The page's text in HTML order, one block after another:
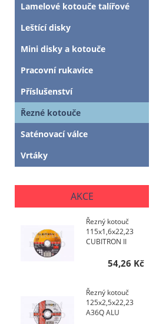
Lamelové kotouče talířové
Leštící disky
Mini disky a kotouče
Pracovní rukavice
Příslušenství
Řezné kotouče
Saténovací válce
Vrtáky
AKCE
Řezný kotouč
115x1,6x22,23
CUBITRON II
54,26 Kč
Řezný kotouč
125x2,5x22,23
A36Q ALU